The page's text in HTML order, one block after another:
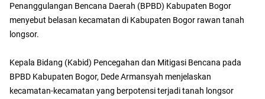
Penanggulangan Bencana Daerah (BPBD) Kabupaten Bogor
menyebut belasan kecamatan di Kabupaten Bogor rawan tanah
longsor.
Kepala Bidang (Kabid) Pencegahan dan Mitigasi Bencana pada
BPBD Kabupaten Bogor, Dede Armansyah menjelaskan
kecamatan-kecamatan yang berpotensi terjadi tanah longsor